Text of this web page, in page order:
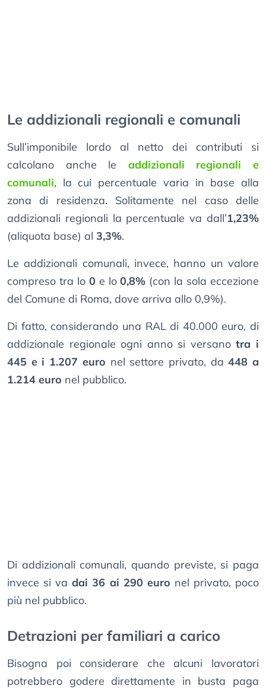
Le addizionali regionali e comunali
Sull’imponibile lordo al netto dei contributi si
calcolano anche le addizionali regionali e
comunali, la cui percentuale varia in base alla
zona di residenza. Solitamente nel caso delle
addizionali regionali la percentuale va dall’1,23%
(aliquota base) al 3,3%.
Le addizionali comunali, invece, hanno un valore
compreso tra lo 0 e lo0,8% (con la sola eccezione
del Comune di Roma, dove arriva allo 0,9%).
Di fatto, considerando una RAL di 40.000 euro, di
addizionale regionale ogni anno si versanotra i
445 e i 1.207 euro nel settore privato, da448 a
1.214 euro nel pubblico.
Di addizionali comunali, quando previste, si paga
invece si vadai 36 ai 290 euro nel privato, poco
più nel pubblico.
Detrazioni per familiari a carico
Bisogna poi considerare che alcuni lavoratori
potrebbero godere direttamente in busta paga